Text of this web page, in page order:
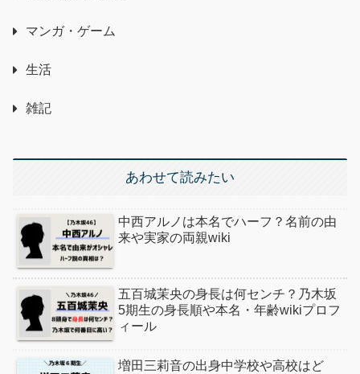
マンガ・ゲーム
生活
雑記
あわせて読みたい
中西アルノは本名でハーフ？名前の由
来や実家の両親wiki
五百城茉央の身長は何センチ？乃木坂
5期生の身長順や本名・年齢wikiプロフ
ィール
増田三莉音の出身中学校や高校はど